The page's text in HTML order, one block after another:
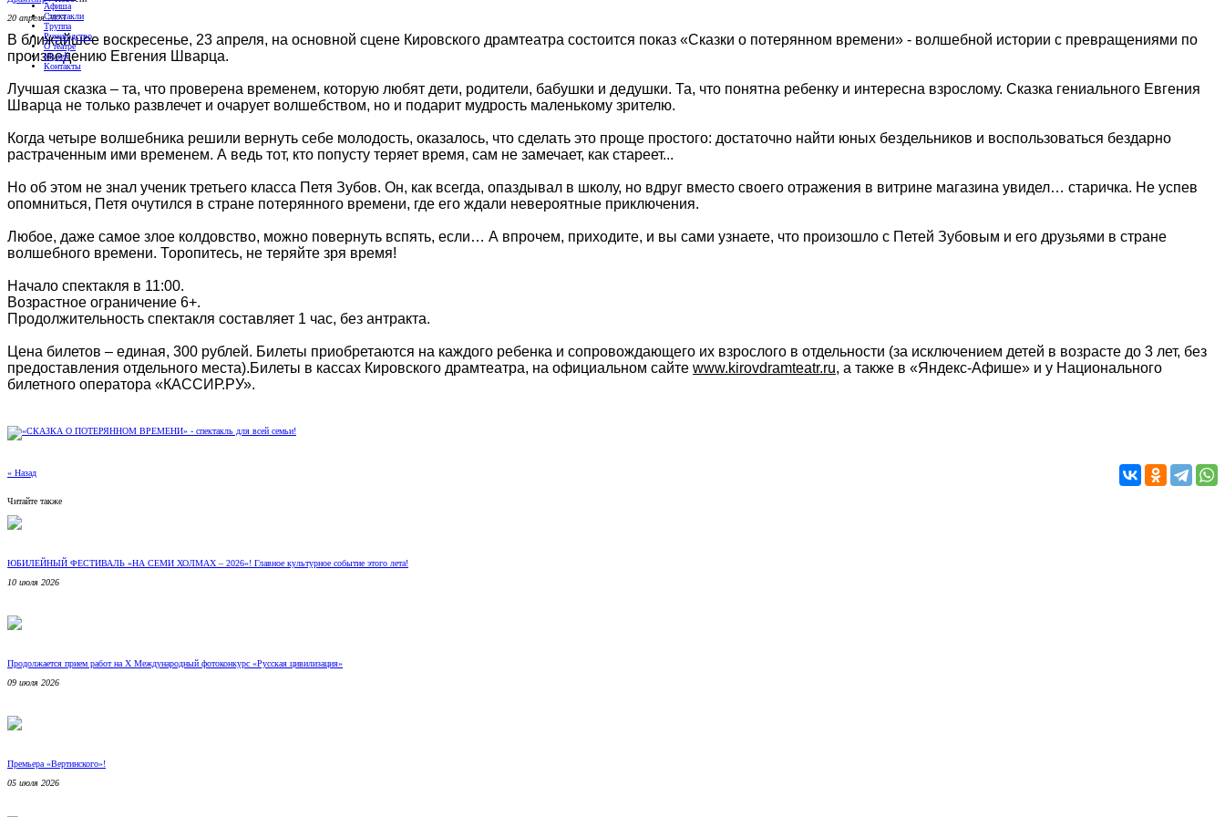
Афиша
Спектакли
Труппа
Руководство
О театре
Музей
Контакты
20 апреля 2023
В ближайшее воскресенье, 23 апреля, на основной сцене Кировского драмтеатра состоится показ «Сказки о потерянном времени» - волшебной истории с превращениями по
произведению Евгения Шварца.
Лучшая сказка – та, что проверена временем, которую любят дети, родители, бабушки и дедушки. Та, что понятна ребенку и интересна взрослому. Сказка гениального Евгения
Шварца не только развлечет и очарует волшебством, но и подарит мудрость маленькому зрителю.
Когда четыре волшебника решили вернуть себе молодость, оказалось, что сделать это проще простого: достаточно найти юных бездельников и воспользоваться бездарно
растраченным ими временем. А ведь тот, кто попусту теряет время, сам не замечает, как стареет...
Но об этом не знал ученик третьего класса Петя Зубов. Он, как всегда, опаздывал в школу, но вдруг вместо своего отражения в витрине магазина увидел… старичка. Не успев
опомниться, Петя очутился в стране потерянного времени, где его ждали невероятные приключения.
Любое, даже самое злое колдовство, можно повернуть вспять, если… А впрочем, приходите, и вы сами узнаете, что произошло с Петей Зубовым и его друзьями в стране
волшебного времени. Торопитесь, не теряйте зря время!
Начало спектакля в 11:00.
Возрастное ограничение 6+.
Продолжительность спектакля составляет 1 час, без антракта.
Цена билетов – единая, 300 рублей. Билеты приобретаются на каждого ребенка и сопровождающего их взрослого в отдельности (за исключением детей в возрасте до 3 лет, без
предоставления отдельного места).Билеты в кассах Кировского драмтеатра, на официальном сайте www.kirovdramteatr.ru, а также в «Яндекс-Афише» и у Национального
билетного оператора «КАССИР.РУ».
« Назад
Читайте также
ЮБИЛЕЙНЫЙ ФЕСТИВАЛЬ «НА СЕМИ ХОЛМАХ – 2026»! Главное культурное событие этого лета!
10 июля 2026
Продолжается прием работ на Х Международный фотоконкурс «Русская цивилизация»
09 июля 2026
Премьера «Вертинского»!
05 июля 2026